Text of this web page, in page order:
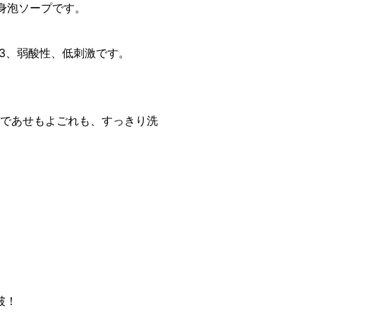
ソープです。
弱酸性、低刺激です。
あせもよごれも、すっきり洗
数430万本※4突破！